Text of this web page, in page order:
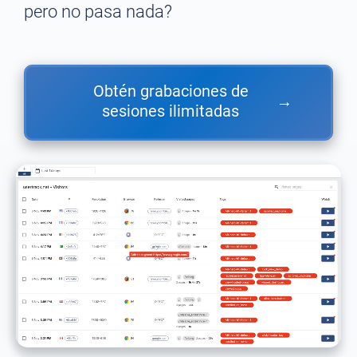
pero no pasa nada?
Obtén grabaciones de
sesiones ilimitadas
→